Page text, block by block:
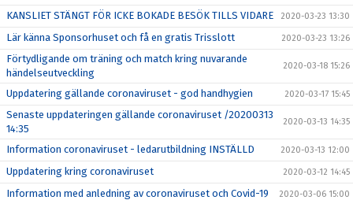
KANSLIET STÄNGT FÖR ICKE BOKADE BESÖK TILLS VIDARE 2020-03-23 13:30
Lär känna Sponsorhuset och få en gratis Trisslott 2020-03-23 13:26
Förtydligande om träning och match kring nuvarande
händelseutveckling
2020-03-18 15:26
Uppdatering gällande coronaviruset - god handhygien 2020-03-17 15:45
Senaste uppdateringen gällande coronaviruset /20200313
14:35
2020-03-13 14:35
Information coronaviruset - ledarutbildning INSTÄLLD 2020-03-13 12:00
Uppdatering kring coronaviruset 2020-03-12 14:45
Information med anledning av coronaviruset och Covid-19 2020-03-06 15:00